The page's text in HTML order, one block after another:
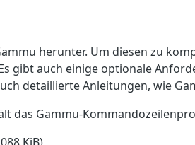
herunter. Um diesen zu
gibt auch einige optionale
detaillierte Anleitungen, wie
das Gammu-